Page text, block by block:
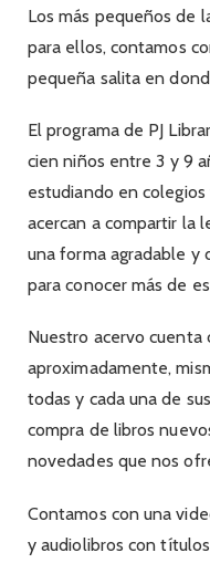
Los más pequeños de
para ellos, contamos
pequeña salita en
El programa de PJ
cien niños entre 3 y 9
estudiando en
acercan a compartir la
una forma agradable y
para conocer más de
Nuestro acervo cuenta
aproximadamente,
todas y cada una de
compra de libros
novedades que nos
Contamos con una
y audiolibros con